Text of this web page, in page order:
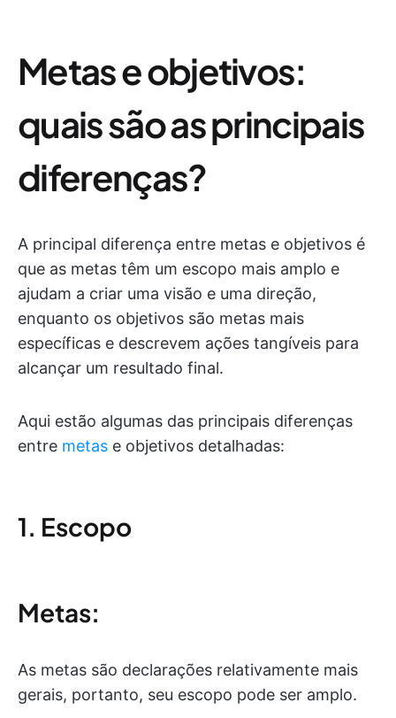
Metas e objetivos:
quais são as principais
diferenças?
A principal diferença entre metas e objetivos é
que as metas têm um escopo mais amplo e
ajudam a criar uma visão e uma direção,
enquanto os objetivos são metas mais
específicas e descrevem ações tangíveis para
alcançar um resultado final.
Aqui estão algumas das principais diferenças
entre metas e objetivos detalhadas:
1. Escopo
Metas:
As metas são declarações relativamente mais
gerais, portanto, seu escopo pode ser amplo.